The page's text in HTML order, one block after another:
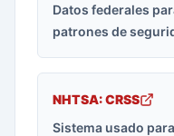
Datos federales
patrones de
NHTSA: CRSS
Sistema usado